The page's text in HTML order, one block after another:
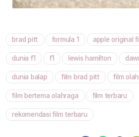
brad pitt formula 1 apple original
dunia f1 f1 lewis hamilton
dunia balap film brad pitt film
film bertema olahraga film terbaru
rekomendasi film terbaru